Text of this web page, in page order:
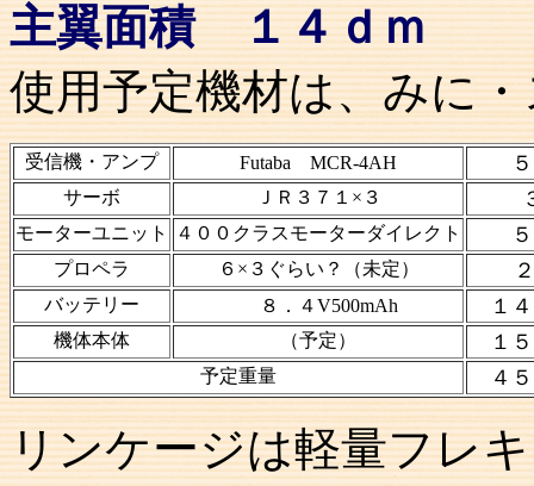
主翼面積 １４ｄｍ
使用予定機材は、みに
受信機・アンプ Futaba MCR-4AH
サーボ ＪＲ３７１×３
モーターユニット ４００クラスモーターダイレクト
プロペラ ６×３ぐらい？（未定）
バッテリー ８．４V500mAh １
機体本体 （予定） １５
予定重量 ４
リンケージは軽量フレ